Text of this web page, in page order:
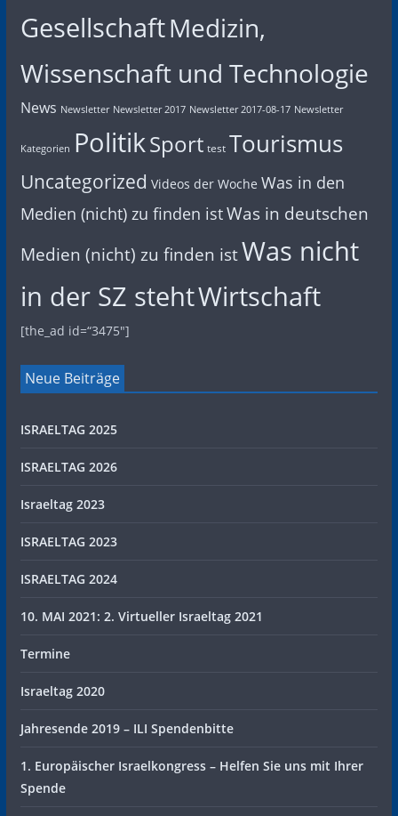
GesellschaftMedizin,
Wissenschaft und Technologie
News Newsletter Newsletter 2017 Newsletter 2017-08-17 Newsletter
Kategorien PolitikSport test Tourismus
Uncategorized Videos der Woche Was in den
Medien (nicht) zu finden istWas in deutschen
Medien (nicht) zu finden istWas nicht
in der SZ stehtWirtschaft
[the_ad id=“3475″]
Neue Beiträge
ISRAELTAG 2025
ISRAELTAG 2026
Israeltag 2023
ISRAELTAG 2023
ISRAELTAG 2024
10. MAI 2021: 2. Virtueller Israeltag 2021
Termine
Israeltag 2020
Jahresende 2019 – ILI Spendenbitte
1. Europäischer Israelkongress – Helfen Sie uns mit Ihrer
Spende